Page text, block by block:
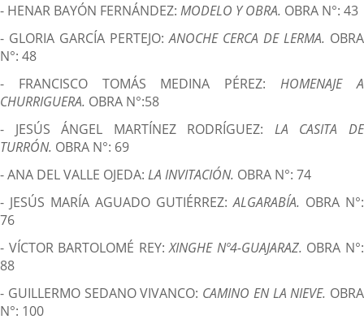
- HENAR BAYÓN FERNÁNDEZ: MODELO Y OBRA. OBRA N°: 43
- GLORIA GARCÍA PERTEJO:ANOCHE CERCA DE LERMA. OBRA
N°: 48
- FRANCISCO TOMÁS MEDINA PÉREZ:HOMENAJE A
CHURRIGUERA. OBRA N°:58
- JESÚS ÁNGEL MARTÍNEZ RODRÍGUEZ: LA CASITA DE
TURRÓN. OBRA N°: 69
- ANA DEL VALLE OJEDA: LA INVITACIÓN. OBRA N°: 74
- JESÚS MARÍA AGUADO GUTIÉRREZ:ALGARABÍA. OBRA N°:
76
- VÍCTOR BARTOLOMÉ REY:XINGHE Nº4-GUAJARAZ. OBRA N°:
88
- GUILLERMO SEDANO VIVANCO: CAMINO EN LA NIEVE. OBRA
N°: 100